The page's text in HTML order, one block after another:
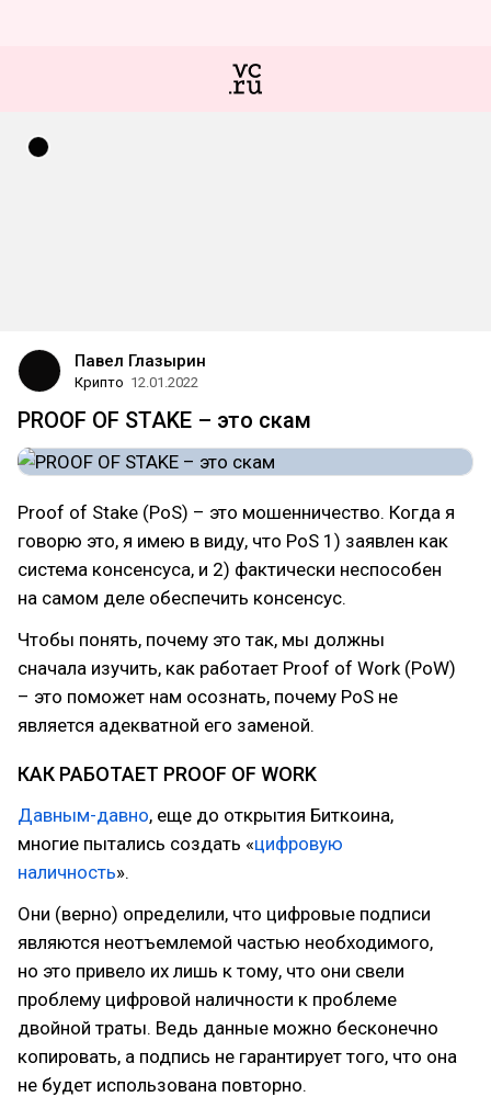
Павел Глазырин
Крипто 12.01.2022
PROOF OF STAKE – это скам
Proof of Stake (PoS) – это мошенничество. Когда я
говорю это, я имею в виду, что PoS 1) заявлен как
система консенсуса, и 2) фактически неспособен
на самом деле обеспечить консенсус.
Чтобы понять, почему это так, мы должны
сначала изучить, как работает Proof of Work (PoW)
– это поможет нам осознать, почему PoS не
является адекватной его заменой.
КАК РАБОТАЕТ PROOF OF WORK
Давным-давно, еще до открытия Биткоина,
многие пытались создать «цифровую
наличность».
Они (верно) определили, что цифровые подписи
являются неотъемлемой частью необходимого,
но это привело их лишь к тому, что они свели
проблему цифровой наличности к проблеме
двойной траты. Ведь данные можно бесконечно
копировать, а подпись не гарантирует того, что она
не будет использована повторно.